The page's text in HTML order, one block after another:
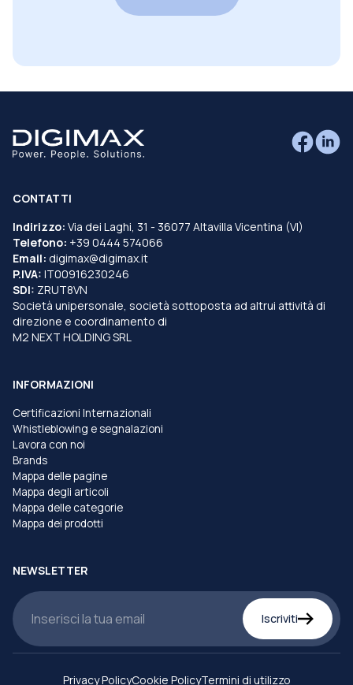
CONTATTI
Indirizzo: Via dei Laghi, 31 - 36077 Altavilla Vicentina (VI)
Telefono: +39 0444 574066
Email: digimax@digimax.it
P.IVA: IT00916230246
SDI: ZRUT8VN
Società unipersonale, società sottoposta ad altrui attività di
direzione e coordinamento di
M2 NEXT HOLDING SRL
INFORMAZIONI
Certificazioni Internazionali
Whistleblowing e segnalazioni
Lavora con noi
Brands
Mappa delle pagine
Mappa degli articoli
Mappa delle categorie
Mappa dei prodotti
NEWSLETTER
Iscriviti
Privacy PolicyCookie PolicyTermini di utilizzo